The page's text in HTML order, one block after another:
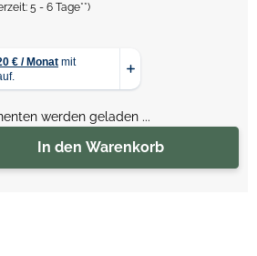
5 - 6 Tage**)
In den Warenkorb
werden geladen ...